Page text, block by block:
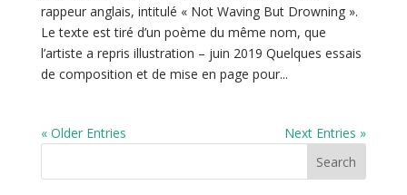
rappeur anglais, intitulé « Not Waving But Drowning ».
Le texte est tiré d’un poème du même nom, que
l’artiste a repris illustration – juin 2019 Quelques essais
de composition et de mise en page pour...
« Older Entries Next Entries »